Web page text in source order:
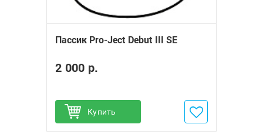
Пассик Pro-Ject Debut III SE
2 000 р.
Купить
Добавить в избранное